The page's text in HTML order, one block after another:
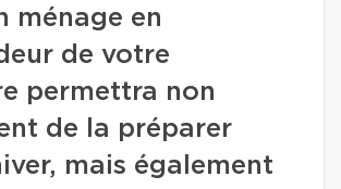
ménage en
de votre
permettra non
de la préparer
mais également